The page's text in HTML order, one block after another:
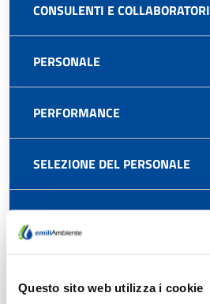
Questo sito web utilizza i cookie
CONSULENTI E COLLABORATORI
PERSONALE
PERFORMANCE
SELEZIONE DEL PERSONALE
ENTI CONTROLLATI